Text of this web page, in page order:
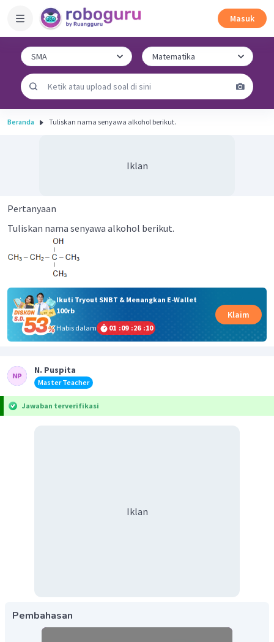
Masuk
Beranda Tuliskan nama senyawa alkohol berikut.
Iklan
Pertanyaan
Tuliskan nama senyawa alkohol berikut.
Ikuti Tryout SNBT & Menangkan E-Wallet
100rb
Habis dalam
01 :09 :26 :10
Klaim
N. Puspita
Master Teacher
Jawaban terverifikasi
Iklan
Pembahasan